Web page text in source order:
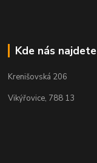
Kde nás najdete
Krenišovská 206
Vikýřovice, 788 13